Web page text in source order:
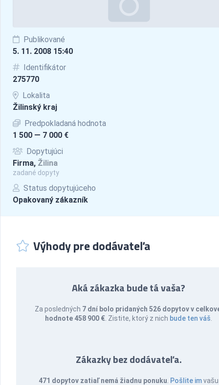
Publikované
5. 11. 2008 15:40
Identifikátor
275770
Lokalita
Žilinský kraj
Predpokladaná hodnota
1 500 — 7 000 €
Dopytujúci
Firma, Žilina
zadané dopyty
Status dopytujúceho
Opakovaný zákazník
Výhody pre dodávateľa
Aká zákazka bude tá vaša?
Za posledných 7 dní bolo pridaných 526 dopytov v
hodnote 458 900 € . Zistite, ktorý z nich bude ten váš
Zákazky bez dodávateľa.
471 dopytov zatiaľ nemá žiadnu ponuku Pošlite imvašu